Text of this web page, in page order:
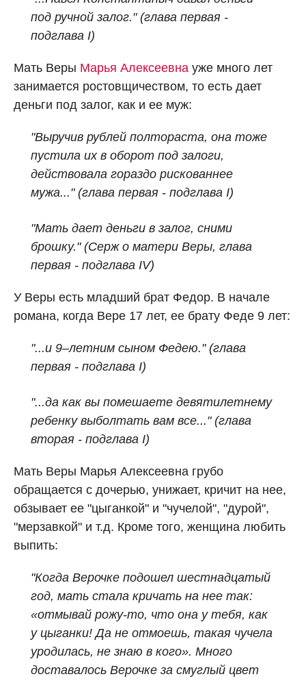
под ручной залог." (глава первая -
подглава I)
Мать Веры Марья Алексеевна уже много лет
занимается ростовщичеством, то есть дает
деньги под залог, как и ее муж:
"Выручив рублей полтораста, она тоже
пустила их в оборот под залоги,
действовала гораздо рискованнее
мужа..." (глава первая - подглава I)
"Мать дает деньги в залог, сними
брошку." (Серж о матери Веры, глава
первая - подглава IV)
У Веры есть младший брат Федор. В начале
романа, когда Вере 17 лет, ее брату Феде 9 лет:
"...и 9–летним сыном Федею." (глава
первая - подглава I)
"...да как вы помешаете девятилетнему
ребенку выболтать вам все..." (глава
вторая - подглава I)
Мать Веры Марья Алексеевна грубо
обращается с дочерью, унижает, кричит на нее,
обзывает ее "цыганкой" и "чучелой", "дурой",
"мерзавкой" и т.д. Кроме того, женщина любить
выпить:
"Когда Верочке подошел шестнадцатый
год, мать стала кричать на нее так:
«отмывай рожу‑то, что она у тебя, как
у цыганки! Да не отмоешь, такая чучела
уродилась, не знаю в кого». Много
доставалось Верочке за смуглый цвет